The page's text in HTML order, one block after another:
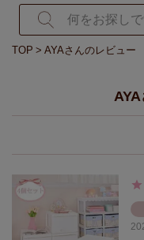
TOP AYAさんのレビュー